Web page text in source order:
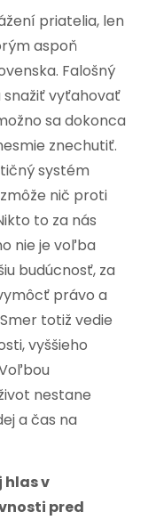
priatelia, len
aspoň
Falošný
snažiť vyťahovať
sa dokonca
znechutiť.
systém
nič proti
to za nás
nie je voľba
budúcnosť, za
právo a
totiž vedie
vyššieho
nestane
a čas na
hlas v
pred